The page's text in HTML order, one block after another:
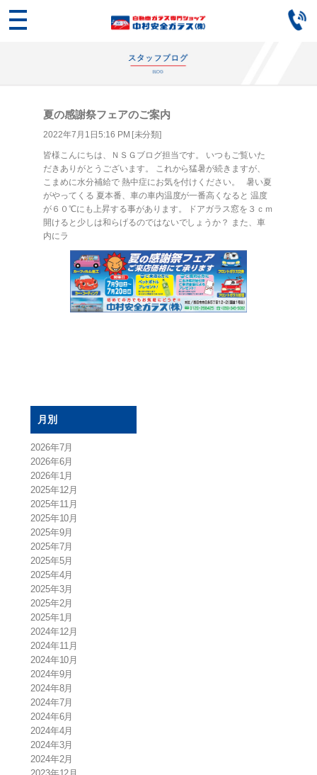
夏の感謝祭フェアのご案内
2022年7月1日5:16 PM [未分類]
皆様こんにちは、ＮＳＧブログ担当です。 いつもご覧いた
だきありがとうございます。 これから猛暑が続きますが、
こまめに水分補給で 熱中症にお気を付けください。 暑い夏
がやってくる 夏本番、車の車内温度が一番高くなると 温度
が６０℃にも上昇する事があります。 ドアガラス窓を３ｃｍ
開けると少しは和らげるのではないでしょうか？ また、車
内にラ
月別
2026年7月
2026年6月
2026年1月
2025年12月
2025年11月
2025年10月
2025年9月
2025年7月
2025年5月
2025年4月
2025年3月
2025年2月
2025年1月
2024年12月
2024年11月
2024年10月
2024年9月
2024年8月
2024年7月
2024年6月
2024年4月
2024年3月
2024年2月